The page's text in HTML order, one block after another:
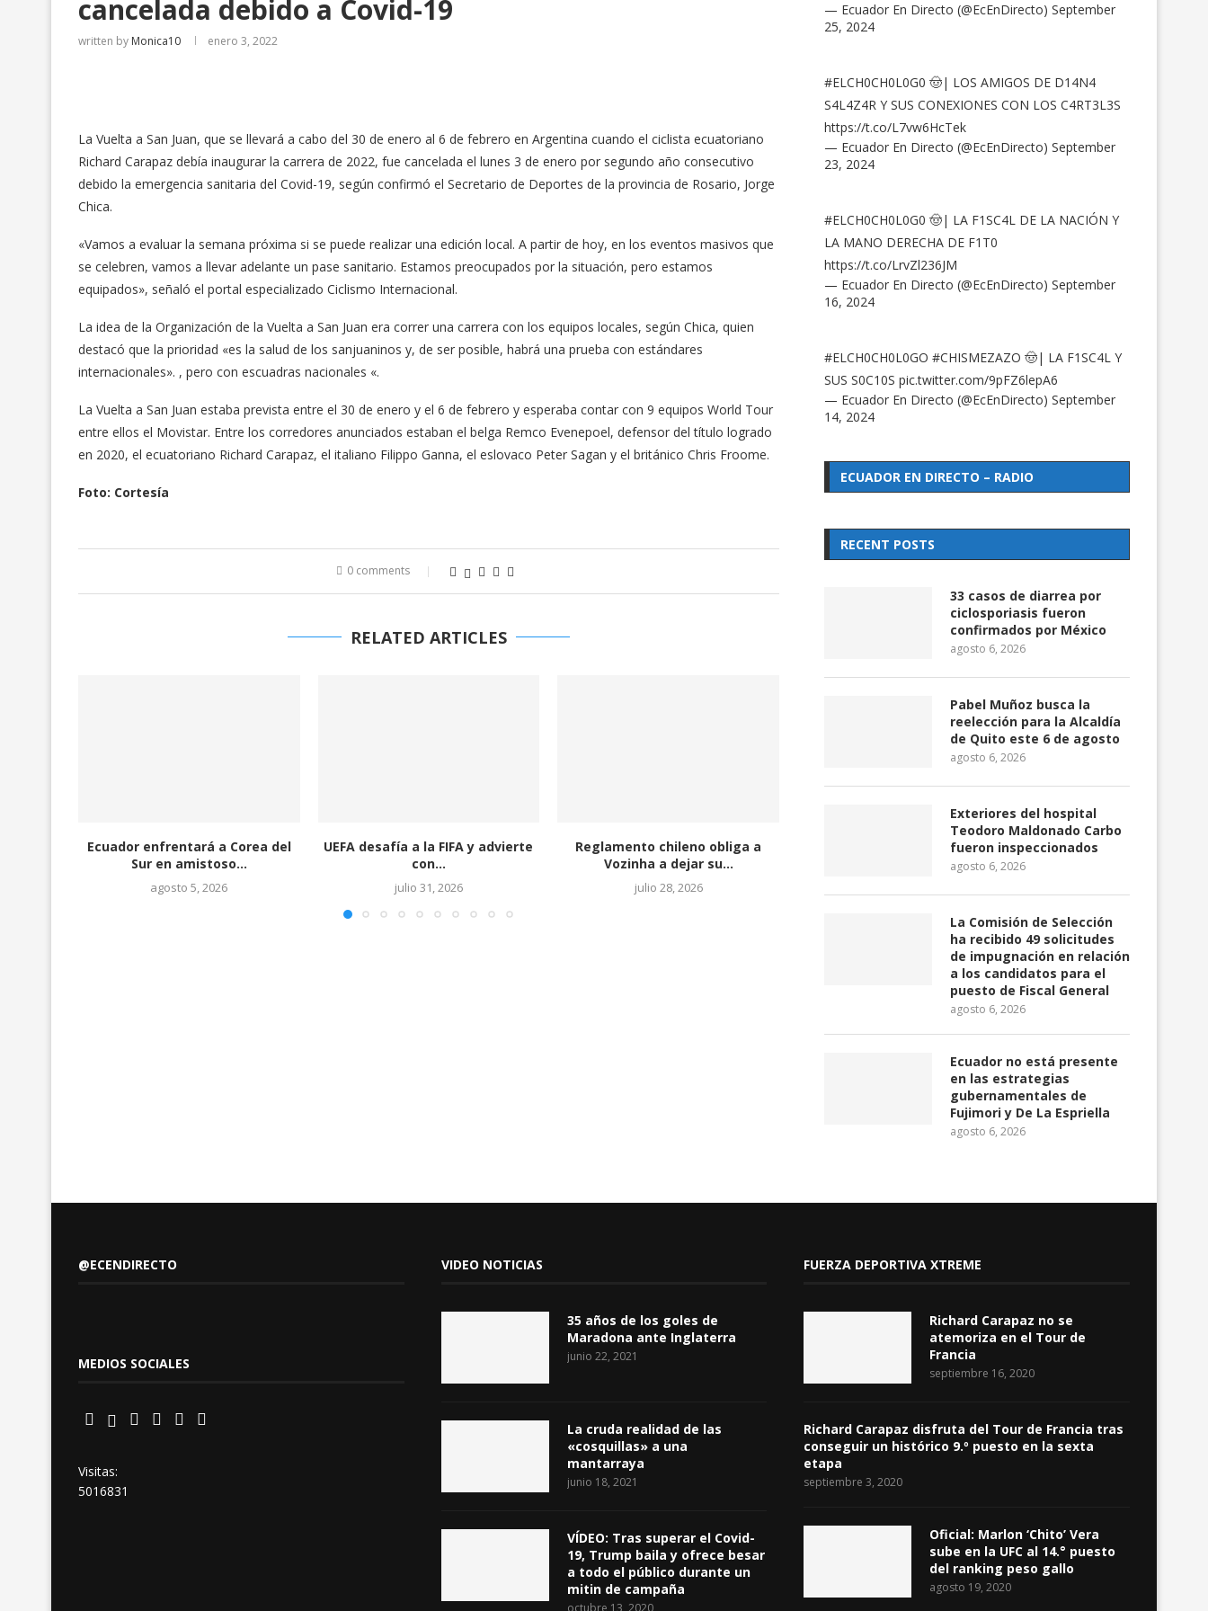
cancelada debido a Covid-19
written by Monica10 enero 3, 2022
La Vuelta a San Juan, que se llevará a cabo del 30 de enero al 6 de febrero en Argentina cuando el ciclista ecuatoriano
Richard Carapaz debía inaugurar la carrera de 2022, fue cancelada el lunes 3 de enero por segundo año consecutivo
debido la emergencia sanitaria del Covid-19, según confirmó el Secretario de Deportes de la provincia de Rosario, Jorge
Chica.
«Vamos a evaluar la semana próxima si se puede realizar una edición local. A partir de hoy, en los eventos masivos que
se celebren, vamos a llevar adelante un pase sanitario. Estamos preocupados por la situación, pero estamos
equipados», señaló el portal especializado Ciclismo Internacional.
La idea de la Organización de la Vuelta a San Juan era correr una carrera con los equipos locales, según Chica, quien
destacó que la prioridad «es la salud de los sanjuaninos y, de ser posible, habrá una prueba con estándares
internacionales». , pero con escuadras nacionales «.
La Vuelta a San Juan estaba prevista entre el 30 de enero y el 6 de febrero y esperaba contar con 9 equipos World Tour
entre ellos el Movistar. Entre los corredores anunciados estaban el belga Remco Evenepoel, defensor del título logrado
en 2020, el ecuatoriano Richard Carapaz, el italiano Filippo Ganna, el eslovaco Peter Sagan y el británico Chris Froome.
Foto: Cortesía
0 comments
RELATED ARTICLES
Ecuador enfrentará a Corea del
Sur en amistoso...
agosto 5, 2026
UEFA desafía a la FIFA y advierte
julio 31, 2026
Reglamento chileno obliga a
Vozinha a dejar su...
julio 28, 2026
Copa Ecuador 2026: definidos los
cruces de octavos...
Richard Carapaz llevará el
— Ecuador En Directo (@EcEnDirecto) September
25, 2024
#ELCH0CH0L0G0 🤠| LOS AMIGOS DE D14N4
S4L4Z4R Y SUS CONEXIONES CON LOS C4RT3L3S
https://t.co/L7vw6HcTek
— Ecuador En Directo (@EcEnDirecto) September
23, 2024
#ELCH0CH0L0G0 🤠| LA F1SC4L DE LA NACIÓN Y
LA MANO DERECHA DE F1T0
https://t.co/LrvZl236JM
— Ecuador En Directo (@EcEnDirecto) September
16, 2024
#ELCH0CH0L0GO #CHISMEZAZO 🤠| LA F1SC4L Y
SUS S0C10S pic.twitter.com/9pFZ6lepA6
— Ecuador En Directo (@EcEnDirecto) September
14, 2024
ECUADOR EN DIRECTO – RADIO
RECENT POSTS
33 casos de diarrea por
ciclosporiasis fueron
confirmados por México
agosto 6, 2026
Pabel Muñoz busca la
reelección para la Alcaldía
de Quito este 6 de agosto
agosto 6, 2026
Exteriores del hospital
Teodoro Maldonado Carbo
fueron inspeccionados
agosto 6, 2026
La Comisión de Selección
ha recibido 49 solicitudes
de impugnación en relación
a los candidatos para el
puesto de Fiscal General
agosto 6, 2026
Ecuador no está presente
en las estrategias
gubernamentales de
Fujimori y De La Espriella
agosto 6, 2026
@ECENDIRECTO
MEDIOS SOCIALES
Visitas:
5016831
VIDEO NOTICIAS
35 años de los goles de
Maradona ante Inglaterra
junio 22, 2021
La cruda realidad de las
«cosquillas» a una
mantarraya
junio 18, 2021
VÍDEO: Tras superar el Covid-
19, Trump baila y ofrece besar
a todo el público durante un
mitin de campaña
octubre 13, 2020
FUERZA DEPORTIVA XTREME
Richard Carapaz no se
atemoriza en el Tour de
Francia
septiembre 16, 2020
Richard Carapaz disfruta del Tour de Francia tras
conseguir un histórico 9.º puesto en la sexta
etapa
septiembre 3, 2020
Oficial: Marlon ‘Chito’ Vera
sube en la UFC al 14.° puesto
del ranking peso gallo
agosto 19, 2020